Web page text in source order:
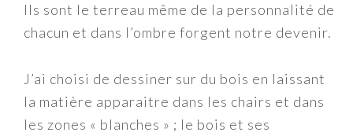
Ils sont le terreau même de la personnalité de
chacun et dans l’ombre forgent notre devenir.
J’ai choisi de dessiner sur du bois en laissant
la matière apparaitre dans les chairs et dans
les zones « blanches » ; le bois et ses